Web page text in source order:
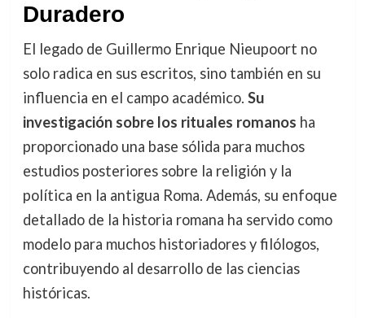
Duradero
El legado de Guillermo Enrique Nieupoort no
solo radica en sus escritos, sino también en su
influencia en el campo académico. Su
investigación sobre los rituales romanos ha
proporcionado una base sólida para muchos
estudios posteriores sobre la religión y la
política en la antigua Roma. Además, su enfoque
detallado de la historia romana ha servido como
modelo para muchos historiadores y filólogos,
contribuyendo al desarrollo de las ciencias
históricas.